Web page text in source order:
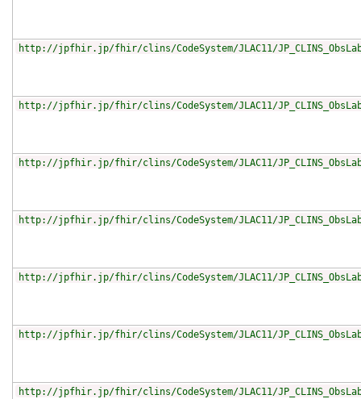
http://jpfhir.jp/fhir/clins/CodeSystem/JLAC11/
http://jpfhir.jp/fhir/clins/CodeSystem/JLAC11/
http://jpfhir.jp/fhir/clins/CodeSystem/JLAC11/
http://jpfhir.jp/fhir/clins/CodeSystem/JLAC11/
http://jpfhir.jp/fhir/clins/CodeSystem/JLAC11/
http://jpfhir.jp/fhir/clins/CodeSystem/JLAC11/
http://jpfhir.jp/fhir/clins/CodeSystem/JLAC11/